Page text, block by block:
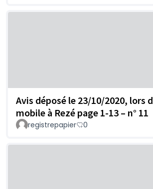
Avis déposé le 23/10/2020, lors
mobile à Rezé page 1-13 – n° 11
registrepapier 0